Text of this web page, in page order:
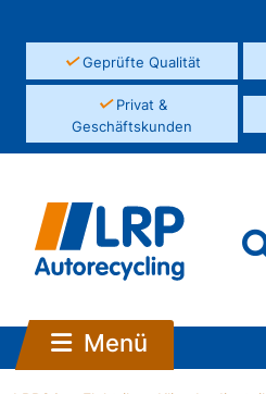
✓Geprüfte Qualität
✓Privat &
Geschäftskunden
Menü